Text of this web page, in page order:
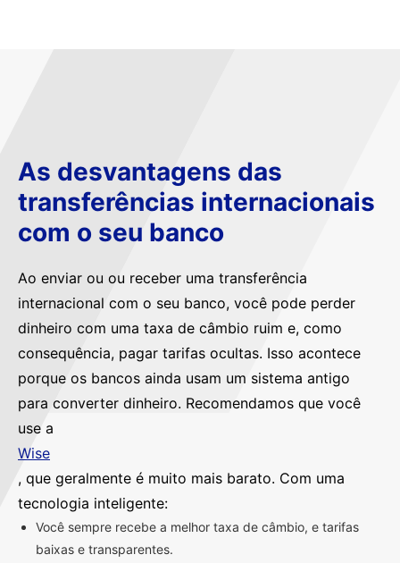
As desvantagens das
transferências internacionais
com o seu banco
Ao enviar ou ou receber uma transferência
internacional com o seu banco, você pode perder
dinheiro com uma taxa de câmbio ruim e, como
consequência, pagar tarifas ocultas. Isso acontece
porque os bancos ainda usam um sistema antigo
para converter dinheiro. Recomendamos que você
use a
Wise
, que geralmente é muito mais barato. Com uma
tecnologia inteligente:
Você sempre recebe a melhor taxa de câmbio, e tarifas
baixas e transparentes.